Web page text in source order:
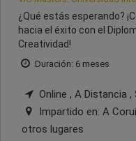
¿Qué estás esperando?
hacia el éxito con el
Creatividad!
Duración: 6 meses
Online , A Distancia
Impartido en: A
otros lugares